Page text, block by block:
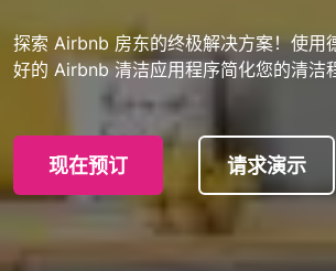
探索 Airbnb 房东的终极解决方案！使用
好的 Airbnb 清洁应用程序简化您的清洁
现在预订 请求演示